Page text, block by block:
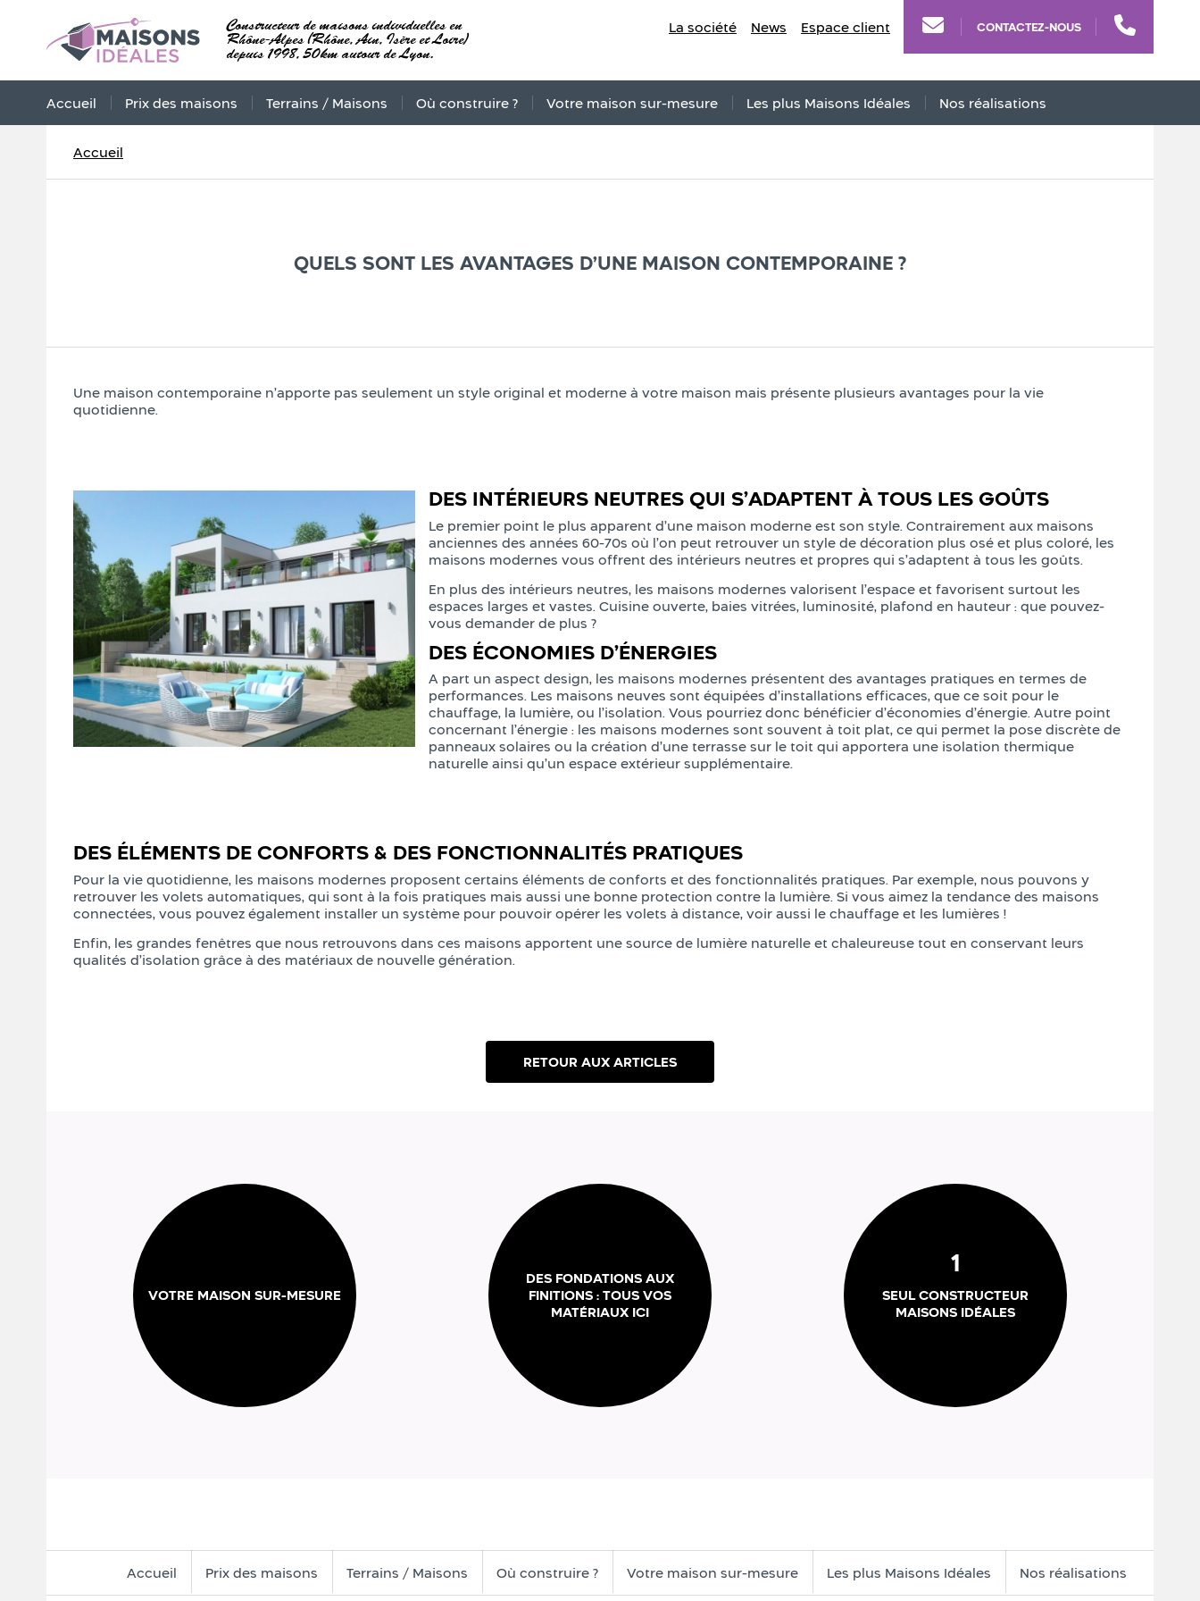
Constructeur de maisons individuelles en
Rhône-Alpes (Rhône, Ain, Isère et Loire)
depuis 1998, 50km autour de Lyon.
Accueil Prix des maisons Terrains / Maisons Où construire ? Votre maison sur-mesure Les plus Maisons Idéales Nos réalisations
La société News Espace client CONTACTEZ-NOUS
Accueil
QUELS SONT LES AVANTAGES D’UNE MAISON CONTEMPORAINE ?
Une maison contemporaine n’apporte pas seulement un style original et moderne à votre maison mais présente plusieurs avantages pour la vie
quotidienne.
DES INTÉRIEURS NEUTRES QUI S’ADAPTENT À TOUS LES GOÛTS
Le premier point le plus apparent d’une maison moderne est son style. Contrairement aux maisons
anciennes des années 60-70s où l’on peut retrouver un style de décoration plus osé et plus coloré, les
maisons modernes vous offrent des intérieurs neutres et propres qui s’adaptent à tous les goûts.
En plus des intérieurs neutres, les maisons modernes valorisent l’espace et favorisent surtout les
espaces larges et vastes. Cuisine ouverte, baies vitrées, luminosité, plafond en hauteur : que pouvez-
vous demander de plus ?
DES ÉCONOMIES D’ÉNERGIES
A part un aspect design, les maisons modernes présentent des avantages pratiques en termes de
performances. Les maisons neuves sont équipées d’installations efficaces, que ce soit pour le
chauffage, la lumière, ou l’isolation. Vous pourriez donc bénéficier d’économies d’énergie. Autre point
concernant l’énergie : les maisons modernes sont souvent à toit plat, ce qui permet la pose discrète de
panneaux solaires ou la création d’une terrasse sur le toit qui apportera une isolation thermique
naturelle ainsi qu’un espace extérieur supplémentaire.
DES ÉLÉMENTS DE CONFORTS & DES FONCTIONNALITÉS PRATIQUES
Pour la vie quotidienne, les maisons modernes proposent certains éléments de conforts et des fonctionnalités pratiques. Par exemple, nous pouvons y
retrouver les volets automatiques, qui sont à la fois pratiques mais aussi une bonne protection contre la lumière. Si vous aimez la tendance des maisons
connectées, vous pouvez également installer un système pour pouvoir opérer les volets à distance, voir aussi le chauffage et les lumières !
Enfin, les grandes fenêtres que nous retrouvons dans ces maisons apportent une source de lumière naturelle et chaleureuse tout en conservant leurs
qualités d’isolation grâce à des matériaux de nouvelle génération.
RETOUR AUX ARTICLES
VOTRE MAISON SUR-MESURE
DES FONDATIONS AUX
FINITIONS : TOUS VOS
MATÉRIAUX ICI
1
SEUL CONSTRUCTEUR
MAISONS IDÉALES
Accueil Prix des maisons Terrains / Maisons Où construire ? Votre maison sur-mesure Les plus Maisons Idéales Nos réalisations